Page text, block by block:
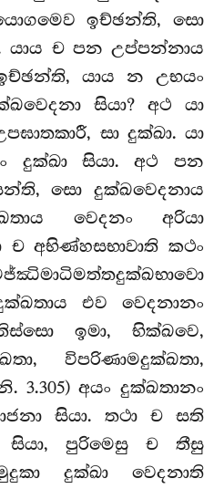
ඉච්ඡන්ති, සො
යාය ච පන උප්පන්නාය
යාය න උභයං
සියා? අථ යා
සා දුක්ඛා. යා
දුක්ඛා සියා. අථ පන
සො දුක්ඛවෙදනාය
වෙදනං අරියා
අභිණ්හසභාවාති කථං
එව වෙදනානං
ඉමා, භික්ඛවෙ,
විපරිණාමදුක්ඛතා,
3.305) අයං දුක්ඛතානං
සියා. තථා ච සති
සියා, පුරිමෙසු ච තීසු
දුක්ඛා වෙදනාති